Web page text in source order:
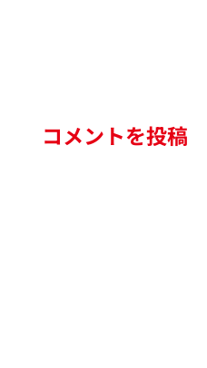
コメントを投稿